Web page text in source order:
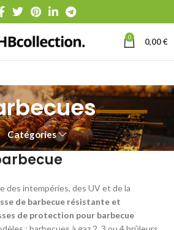
0 0,00€
Catégories
des intempéries, des UV et de la
de barbecue résistante et
de protection pour barbecue